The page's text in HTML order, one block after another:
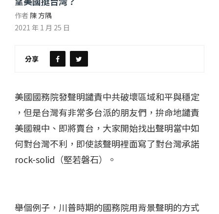
作者 陳 方隅
2021 年 1 月 25 日
分享
美國國務院發聲明譴責中共破壞區域和平與穩定​
，但是台灣有非常多台派的朋友們，拚命地譴責
美國親中、即將賣台​，大家開始找出聲明當中如
何對台灣不利，即使該聲明裡面寫了對台灣承諾
rock-solid（堅若磐石）。
舉個例子，川普時期的國務院用背景聲明的方式